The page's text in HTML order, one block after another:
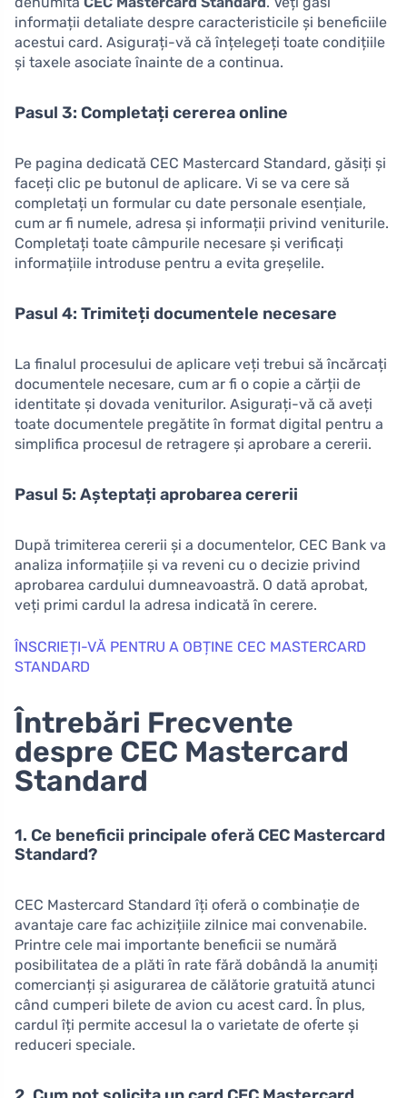
informații detaliate despre caracteristicile și beneficiile
acestui card. Asigurați-vă că înțelegeți toate condițiile
și taxele asociate înainte de a continua.
Pasul 3: Completați cererea online
Pe pagina dedicată CEC Mastercard Standard, găsiți și
faceți clic pe butonul de aplicare. Vi se va cere să
completați un formular cu date personale esențiale,
cum ar fi numele, adresa și informații privind veniturile.
Completați toate câmpurile necesare și verificați
informațiile introduse pentru a evita greșelile.
Pasul 4: Trimiteți documentele necesare
La finalul procesului de aplicare veți trebui să încărcați
documentele necesare, cum ar fi o copie a cărții de
identitate și dovada veniturilor. Asigurați-vă că aveți
toate documentele pregătite în format digital pentru a
simplifica procesul de retragere și aprobare a cererii.
Pasul 5: Așteptați aprobarea cererii
După trimiterea cererii și a documentelor, CEC Bank va
analiza informațiile și va reveni cu o decizie privind
aprobarea cardului dumneavoastră. O dată aprobat,
veți primi cardul la adresa indicată în cerere.
ÎNSCRIEȚI-VĂ PENTRU A OBȚINE CEC MASTERCARD
STANDARD
Întrebări Frecvente
despre CEC Mastercard
Standard
1. Ce beneficii principale oferă CEC Mastercard
Standard?
CEC Mastercard Standard îți oferă o combinație de
avantaje care fac achizițiile zilnice mai convenabile.
Printre cele mai importante beneficii se numără
posibilitatea de a plăti în rate fără dobândă la anumiți
comercianți și asigurarea de călătorie gratuită atunci
când cumperi bilete de avion cu acest card. În plus,
cardul îți permite accesul la o varietate de oferte și
reduceri speciale.